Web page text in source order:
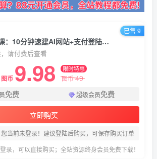
AI编程出海实战课：10分钟速建AI网站+支付登陆对接，掌握出海全流程
请付费后查看
图币 9.98 限时特惠
图币49
免费 超级会员免费
立即购买
您当前未登录！建议登陆后购买，可保存购买订单
录，可以直接购买；全站资源终身会员免费下载！
已售 9